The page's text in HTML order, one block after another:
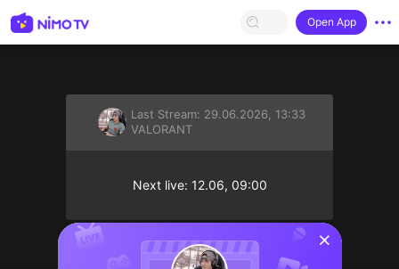
Open App
Last Stream: 29.06.2026, 13:33
VALORANT
Next live: 12.06, 09:00
sentinelStart